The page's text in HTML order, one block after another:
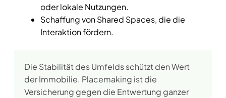
oder lokale Nutzungen.
Schaffung von Shared Spaces, die die
Interaktion fördern.
Die Stabilität des Umfelds schützt den Wert
der Immobilie. Placemaking ist die
Versicherung gegen die Entwertung ganzer